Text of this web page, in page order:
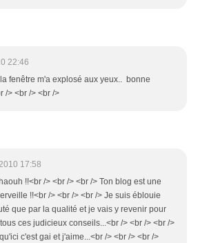
22:46
fenêtre m'a explosé aux yeux.. bonne
/> <br /> <br />
17:58
!!<br /> <br /> <br /> Ton blog est une
!!<br /> <br /> <br /> Je suis éblouie
que par la qualité et je vais y revenir pour
ces judicieux conseils...<br /> <br /> <br />
c'est gai et j'aime...<br /> <br /> <br />